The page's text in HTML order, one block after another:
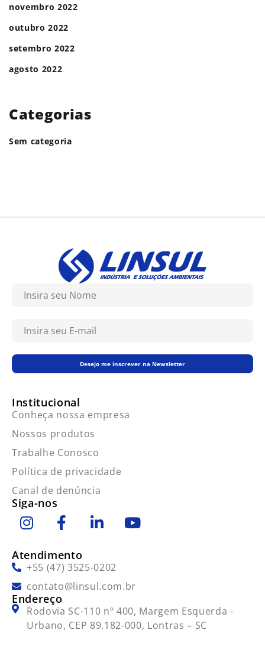
novembro 2022
outubro 2022
setembro 2022
agosto 2022
Categorias
Sem categoria
Desejo me inscrever na Newsletter
Institucional
Conheça nossa empresa
Nossos produtos
Trabalhe Conosco
Política de privacidade
Canal de denúncia
Siga-nos
Atendimento
+55 (47) 3525-0202
contato@linsul.com.br
Endereço
Rodovia SC-110 nº 400, Margem Esquerda -
Urbano, CEP 89.182-000, Lontras – SC